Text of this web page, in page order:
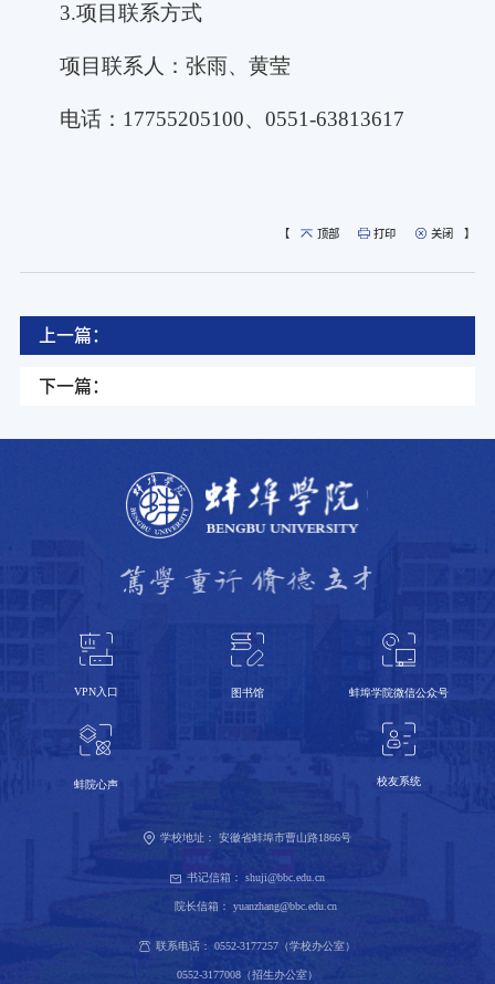
3.项目联系方式
项目联系人：张雨、黄莹
电话： 17755205100、0551-63813617
【 顶部 打印 关闭 】
上一篇：
下一篇：
VPN入口 图书馆 蚌埠学院微信公众号
蚌院心声 校友系统
学校地址： 安徽省蚌埠市曹山路1866号
书记信箱： shuji@bbc.edu.cn
院长信箱： yuanzhang@bbc.edu.cn
联系电话： 0552-3177257（学校办公室）
0552-3177008（招生办公室）